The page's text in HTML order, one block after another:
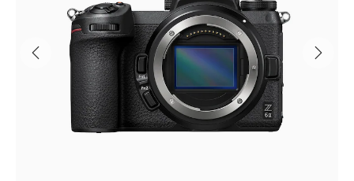
Nikon FTZ II Mount
Adapter